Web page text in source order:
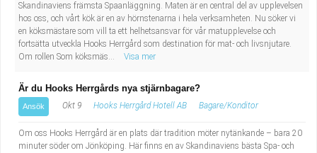
Skandinaviens främsta Spaanläggning. Maten är en central del av upplevelsen
hos oss, och vårt kök är en av hörnstenarna i hela verksamheten. Nu söker vi
en köksmästare som vill ta ett helhetsansvar för vår matupplevelse och
fortsätta utveckla Hooks Herrgård som destination för mat- och livsnjutare.
Om rollen Som köksmäs...
Visa mer
Är du Hooks Herrgårds nya stjärnbagare?
Ansök Okt 9 Hooks Herrgård Hotell AB Bagare/Konditor
Om oss Hooks Herrgård är en plats där tradition möter nytänkande – bara 20
minuter söder om Jönköping. Här finns en av Skandinaviens bästa Spa- och